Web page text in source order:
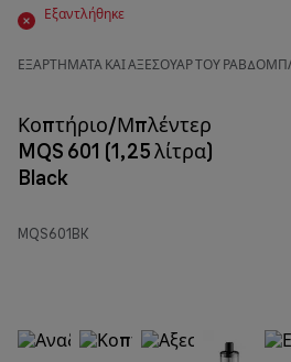
Εξαντλήθηκε
ΕΞΑΡΤΉΜΑΤΑ ΚΑΙ ΑΞΕΣΟΥΆΡ ΤΟΥ
Κοπτήριο/Μπλέντερ
MQS 601 (1,25 λίτρα)
Black
MQS601BK